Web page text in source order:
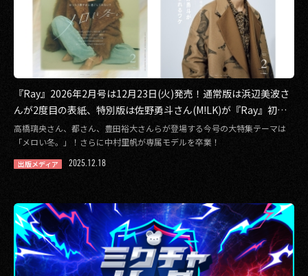
『Ray』2026年2月号は12月23日(火)発売！通常版は浜辺美波さ
んが2度目の表紙、特別版は佐野勇斗さん(M!LK)が『Ray』初表
紙を飾る！
高橋璃央さん、都さん、豊田裕大さんらが登場する今号の大特集テーマは
「メロい冬。」！さらに中村里帆が専属モデルを卒業！
出版メディア 2025.12.18